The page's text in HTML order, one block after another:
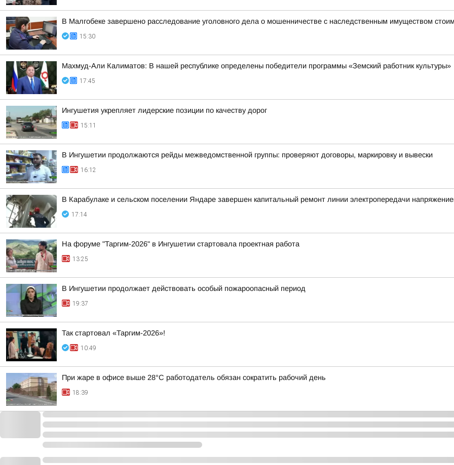
В Малгобеке завершено расследование уголовного дела о мошенничестве с наследственным имуществом
15:30
Махмуд-Али Калиматов: В нашей республике определены победители программы «Земский работник культуры»
17:45
Ингушетия укрепляет лидерские позиции по качеству дорог
15:11
В Ингушетии продолжаются рейды межведомственной группы: проверяют договоры, маркировку и вывески
16:12
В Карабулаке и сельском поселении Яндаре завершен капитальный ремонт линии электропередачи
17:14
На форуме "Таргим-2026" в Ингушетии стартовала проектная работа
13:25
В Ингушетии продолжает действовать особый пожароопасный период
19:37
Так стартовал «Таргим-2026»!
10:49
При жаре в офисе выше 28°C работодатель обязан сократить рабочий день
18:39